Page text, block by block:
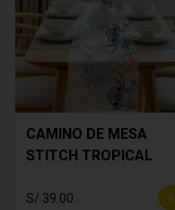
CAMINO DE MESA
STITCH TROPICAL
S/ 39.00